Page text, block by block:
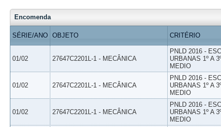
Encomenda
SÉRIE/ANO OBJETO CRITÉRIO
01/02 27647C2201L-1 - MECÂNICA
PNLD 2016 -
URBANAS 1º A
MEDIO
01/02 27647C2201L-1 - MECÂNICA
PNLD 2016 -
URBANAS 1º A
MEDIO
01/02 27647C2201L-1 - MECÂNICA
PNLD 2016 -
URBANAS 1º A
MEDIO